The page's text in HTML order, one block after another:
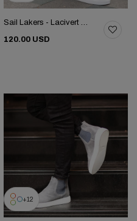
Sail Lakers - Lacivert Süet Deri Eva Taban Unisex Chelsea Bot 102-041-HE1065
120.00 USD
12